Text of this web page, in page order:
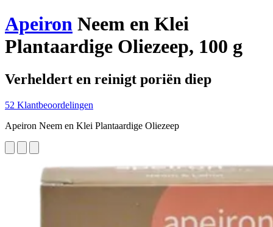
Apeiron Neem en Klei
Plantaardige Oliezeep, 100 g
Verheldert en reinigt poriën diep
52 Klantbeoordelingen
Apeiron Neem en Klei Plantaardige Oliezeep